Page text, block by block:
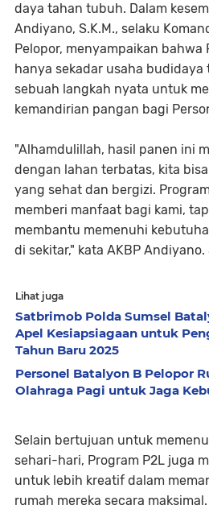
daya tahan tubuh. Dalam
Andiyano, S.K.M., selaku
Pelopor, menyampaikan bahwa
hanya sekadar usaha budidaya
sebuah langkah nyata untuk
kemandirian pangan bagi
"Alhamdulillah, hasil panen ini
dengan lahan terbatas, kita
yang sehat dan bergizi.
memberi manfaat bagi kami,
membantu memenuhi
di sekitar," kata AKBP Andiyano.
Lihat juga
Satbrimob Polda Sumsel
Apel Kesiapsiagaan untuk
Tahun Baru 2025
Personel Batalyon B Pelopor
Olahraga Pagi untuk Jaga
Selain bertujuan untuk
sehari-hari, Program P2L juga
untuk lebih kreatif dalam
rumah mereka secara